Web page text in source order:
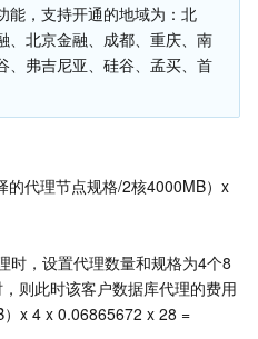
能，支持开通的地域为：北
、北京金融、成都、重庆、南
、弗吉尼亚、硅谷、孟买、首
的代理节点规格/2核4000MB）x
时，设置代理数量和规格为4个8
则此时该客户数据库代理的费用
x 4 x 0.06865672 x 28 =